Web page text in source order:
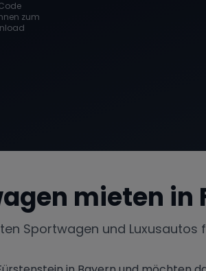
zum
mieten in
Sportwagen und